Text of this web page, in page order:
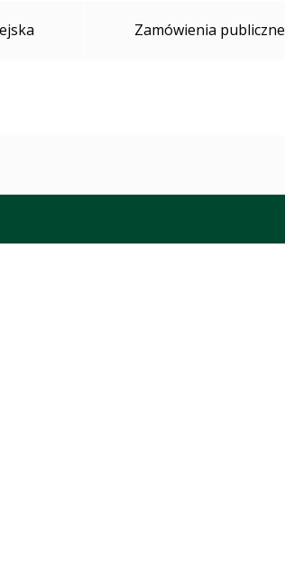
Zamówienia publiczne